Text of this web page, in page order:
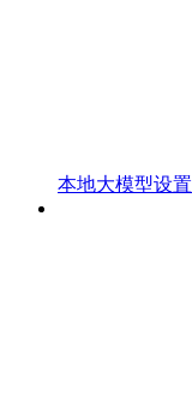
本地大模型设置